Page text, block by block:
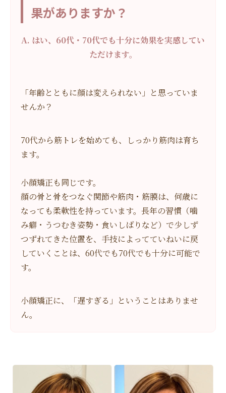
果がありますか？
A. はい、60代・70代でも十分に効果を実感してい
ただけます。
「年齢とともに顔は変えられない」と思っていま
せんか？
70代から筋トレを始めても、しっかり筋肉は育ち
ます。
小顔矯正も同じです。
顔の骨と骨をつなぐ関節や筋肉・筋膜は、何歳に
なっても柔軟性を持っています。長年の習慣（噛
み癖・うつむき姿勢・食いしばりなど）で少しず
つずれてきた位置を、手技によってていねいに戻
していくことは、60代でも70代でも十分に可能で
す。
小顔矯正に、「遅すぎる」ということはありませ
ん。